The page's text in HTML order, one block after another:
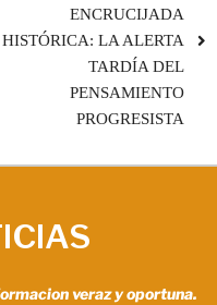
ENCRUCIJADA
HISTÓRICA: LA ALERTA
TARDÍA DEL
PENSAMIENTO
PROGRESISTA
veraz y oportuna.